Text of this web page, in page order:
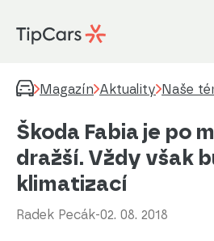
Magazín Aktuality Naše
Škoda Fabia je po
dražší. Vždy však
klimatizací
Radek Pecák-02. 08. 2018